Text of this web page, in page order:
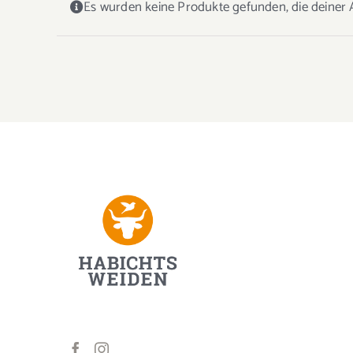
Es wurden keine Produkte gefunden, die deiner